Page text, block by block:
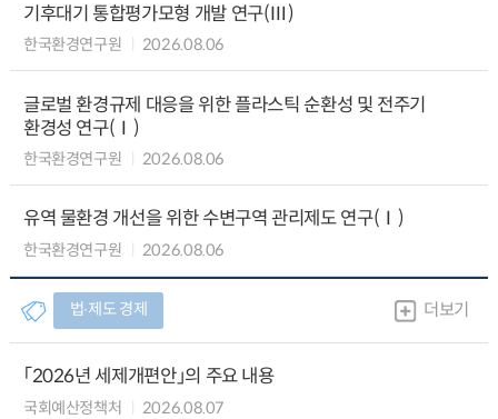
기후대기 통합평가모형 개발 연구(Ⅲ)
한국환경연구원 2026.08.06
글로벌 환경규제 대응을 위한 플라스틱 순환성 및 전주기
환경성 연구(Ⅰ)
한국환경연구원 2026.08.06
유역 물환경 개선을 위한 수변구역 관리제도 연구(Ⅰ)
한국환경연구원 2026.08.06
법∙제도 경제 더보기
「2026년 세제개편안」의 주요 내용
국회예산정책처 2026.08.07